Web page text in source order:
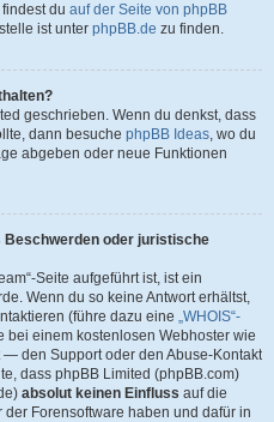
du auf der Seite von phpBB
ist unter phpBB.de zu finden.
geschrieben. Wenn du denkst, dass
dann besuche phpBB Ideas, wo du
abgeben oder neue Funktionen
Beschwerden oder juristische
Seite aufgeführt ist, ist ein
Wenn du so keine Antwort erhältst,
(führe dazu eine „WHOIS“-
einem kostenlosen Webhoster wie
— den Support oder den Abuse-Kontakt
dass phpBB Limited (phpBB.com)
absolut keinen Einfluss auf die
Forensoftware haben und dafür in